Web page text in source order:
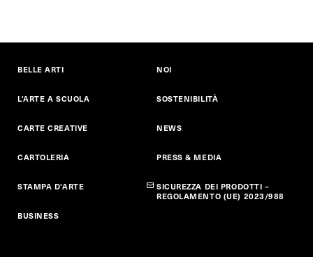
BELLE ARTI
L'ARTE A SCUOLA
CARTE CREATIVE
CARTOLERIA
STAMPA D'ARTE
BUSINESS
NOI
SOSTENIBILITÀ
NEWS
PRESS & MEDIA
SICUREZZA DEI PRODOTTI –
REGOLAMENTO (UE) 2023/988